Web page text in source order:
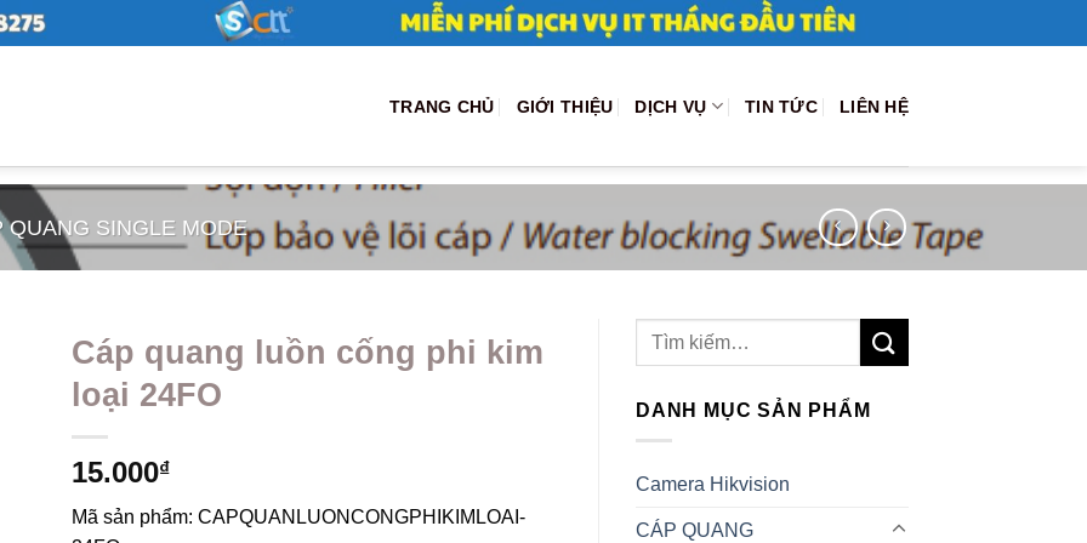
TRANG CHỦ GIỚI THIỆU DỊCH VỤ TIN TỨC LIÊN HỆ
QUANG SINGLE MODE
Cáp quang luồn cống phi kim
loại 24FO
15.000₫
Mã sản phẩm: CAPQUANLUONCONGPHIKIMLOAI-
Tìm
DANH MỤC SẢN PHẨM
Camera Hikvision
CÁP QUANG